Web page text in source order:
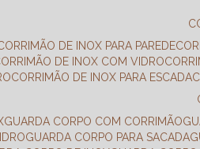
CORRIMÃO DE INOX PARA PAREDE
CORRIMÃO DE INOX COM VIDRO
CORRIMÃO DE INOX PARA ESCADA
GUARDA CORPO COM CORRIMÃO
GUARDA CORPO PARA SACADA